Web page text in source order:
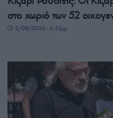
στο χωριό των 52
2/08/2026 - 6:32μμ